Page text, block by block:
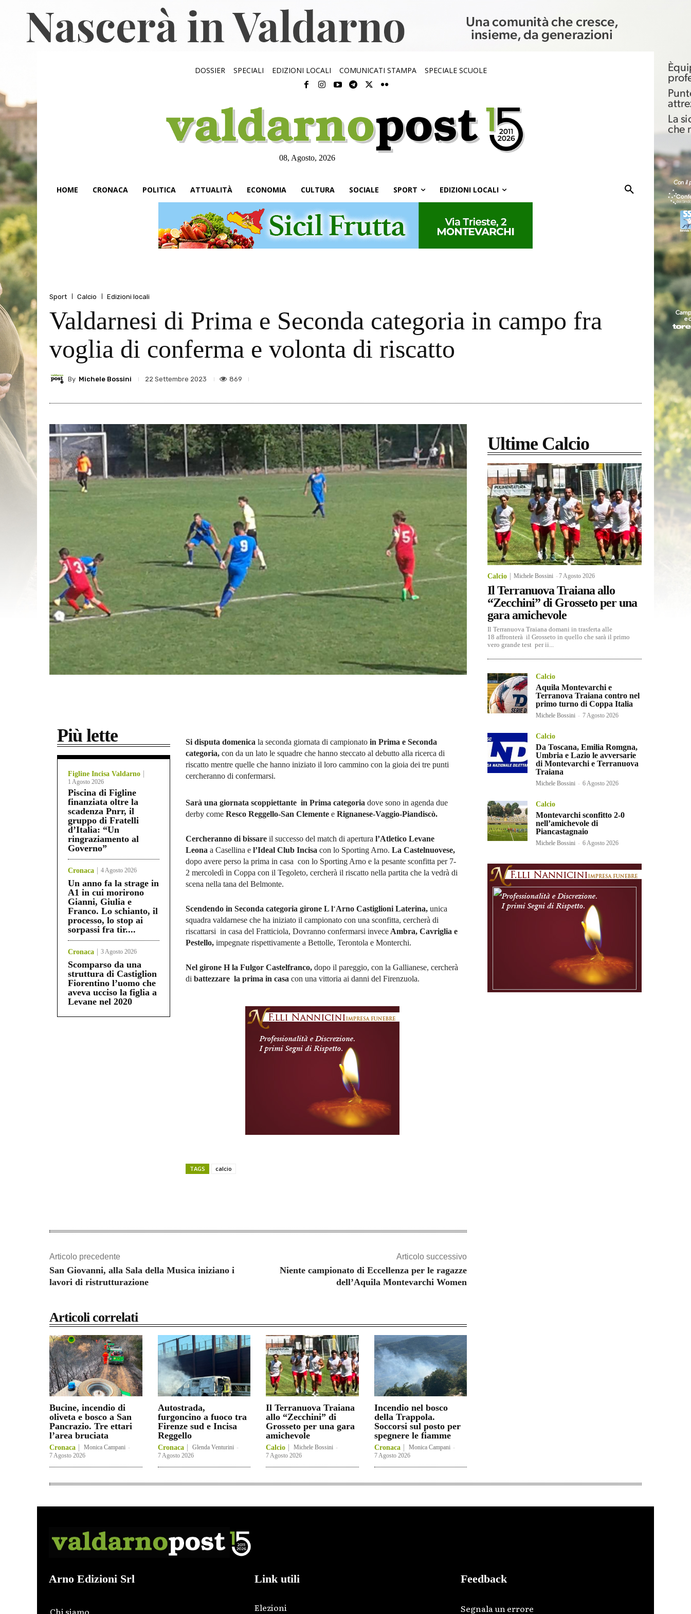
DOSSIER SPECIALI EDIZIONI LOCALI COMUNICATI STAMPA SPECIALE SCUOLE
08, Agosto, 2026
HOME CRONACA POLITICA ATTUALITÀ ECONOMIA CULTURA SOCIALE SPORT EDIZIONI LOCALI
Sport Calcio Edizioni locali
Valdarnesi di Prima e Seconda categoria in campo fra
voglia di conferma e volonta di riscatto
By Michele Bossini 22 Settembre 2023 869
Più lette
Figline Incisa Valdarno
1 Agosto 2026
Piscina di Figline
finanziata oltre la
scadenza Pnrr, il
gruppo di Fratelli
d’Italia: “Un
ringraziamento al
Governo”
Cronaca 4 Agosto 2026
Un anno fa la strage in
A1 in cui morirono
Gianni, Giulia e
Franco. Lo schianto, il
processo, lo stop ai
sorpassi fra tir....
Cronaca 3 Agosto 2026
Scomparso da una
struttura di Castiglion
Fiorentino l’uomo che
aveva ucciso la figlia a
Levane nel 2020
Si disputa domenica la seconda giornata di campionato in Prima e Seconda
categoria, con da un lato le squadre che hanno steccato al debutto alla ricerca di
riscatto mentre quelle che hanno iniziato il loro cammino con la gioia dei tre punti
cercheranno di confermarsi.
Sarà una giornata scoppiettante in Prima categoria dove sono in agenda due
derby come Resco Reggello-San Clemente e Rignanese-Vaggio-Piandiscò.
Cercheranno di bissare il successo del match di apertura l’Atletico Levane
Leona a Casellina e l’Ideal Club Incisa con lo Sporting Arno. La Castelnuovese,
dopo avere perso la prima in casa con lo Sporting Arno e la pesante sconfitta per 7-
2 mercoledì in Coppa con il Tegoleto, cercherà il riscatto nella partita che la vedrà di
scena nella tana del Belmonte.
Scendendo in Seconda categoria girone L l‘Arno Castiglioni Laterina, unica
squadra valdarnese che ha iniziato il campionato con una sconfitta, cercherà di
riscattarsi in casa del Fratticiola, Dovranno confermarsi invece Ambra, Cavriglia e
Pestello, impegnate rispettivamente a Bettolle, Terontola e Monterchi.
Nel girone H la Fulgor Castelfranco, dopo il pareggio, con la Gallianese, cercherà
di battezzare la prima in casa con una vittoria ai danni del Firenzuola.
TAGS calcio
Articolo precedente
San Giovanni, alla Sala della Musica iniziano i
lavori di ristrutturazione
Articolo successivo
Niente campionato di Eccellenza per le ragazze
dell’Aquila Montevarchi Women
Articoli correlati
Bucine, incendio di
oliveta e bosco a San
Pancrazio. Tre ettari
l’area bruciata
Cronaca Monica Campani -
7 Agosto 2026
Autostrada,
furgoncino a fuoco tra
Firenze sud e Incisa
Reggello
Cronaca Glenda Venturini -
7 Agosto 2026
Il Terranuova Traiana
allo “Zecchini” di
Grosseto per una gara
amichevole
Calcio Michele Bossini -
7 Agosto 2026
Incendio nel bosco
della Trappola.
Soccorsi sul posto per
spegnere le fiamme
Cronaca Monica Campani -
7 Agosto 2026
Ultime Calcio
Calcio Michele Bossini -7 Agosto 2026
Il Terranuova Traiana allo
“Zecchini” di Grosseto per una
gara amichevole
Il Terranuova Traiana domani in trasferta alle
18 affronterà il Grosseto in quello che sarà il primo
vero grande test per ii...
Calcio
Aquila Montevarchi e
Terranova Traiana contro nel
primo turno di Coppa Italia
Michele Bossini - 7 Agosto 2026
Calcio
Da Toscana, Emilia Romgna,
Umbria e Lazio le avversarie
di Montevarchi e Terranuova
Traiana
Michele Bossini - 6 Agosto 2026
Calcio
Montevarchi sconfitto 2-0
nell’amichevole di
Piancastagnaio
Michele Bossini - 6 Agosto 2026
Arno Edizioni Srl Link utili
Elezioni
Feedback
Segnala un errore